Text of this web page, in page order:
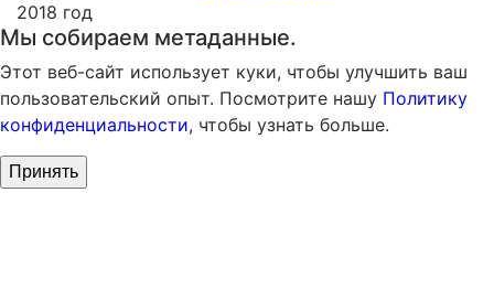
2018 год
Мы собираем метаданные.
Этот веб-сайт использует куки, чтобы улучшить ваш
пользовательский опыт. Посмотрите нашу Политику
конфиденциальности, чтобы узнать больше.
Принять